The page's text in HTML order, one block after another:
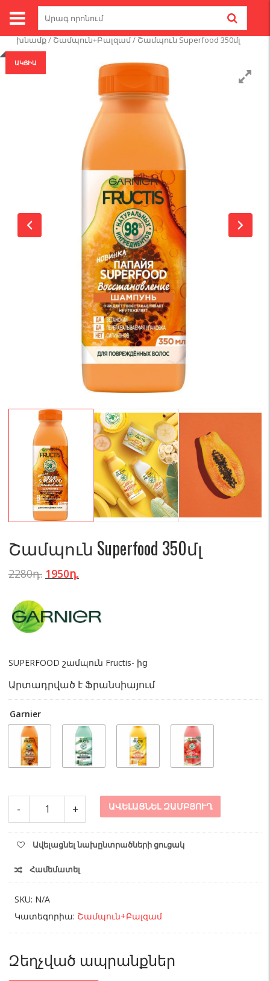
Search
Գլխավոր Խնամք
խնամք/Շամպուն+Բալզամ/ Շամպուն Superfood 350մլ
ԱԿՑԻԱ
Շամպուն Superfood 350մլ
2280դ. 1950դ.
SUPERFOOD շամպուն Fructis- ից
Արտադրված է Ֆրանսիայում
Garnier
-
Superfood
quantity
+ ԱՎԵԼԱՑՆԵԼ ԶԱՄԲՅՈՒՂ
Ավելացնել նախընտրածների ցուցակ
Համեմատել
SKU: N/A
Կատեգորիա: Շամպուն+Բալզամ
Զեղչված ապրանքներ